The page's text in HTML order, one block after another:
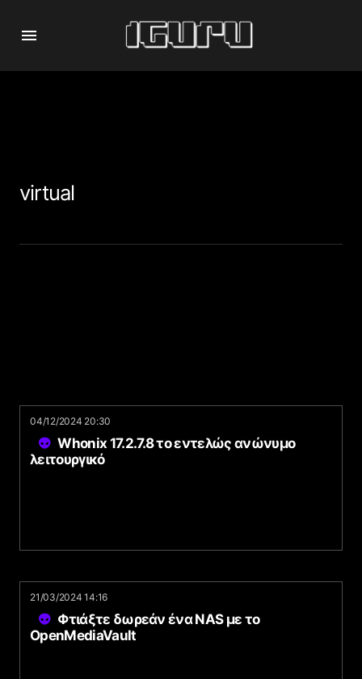
virtual
04/12/2024 20:30
Whonix 17.2.7.8 το εντελώς ανώνυμο
λειτουργικό
21/03/2024 14:16
Φτιάξτε δωρεάν ένα NAS με το
OpenMediaVault